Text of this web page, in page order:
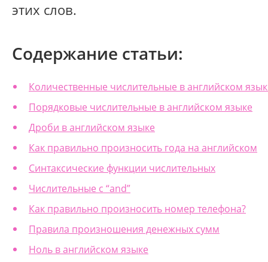
этих слов.
Содержание статьи:
Количественные числительные в английском
Порядковые числительные в английском языке
Дроби в английском языке
Как правильно произносить года на английском
Синтаксические функции числительных
Числительные с “and”
Как правильно произносить номер телефона?
Правила произношения денежных сумм
Ноль в английском языке